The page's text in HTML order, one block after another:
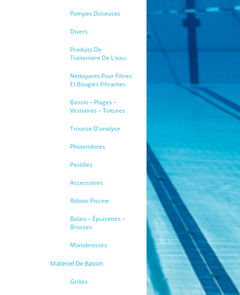
Pompes Doseuses
Divers
Produits De
Traitement De L'eau
Nettoyants Pour Filtres
Et Bougies Filtrantes
Bassin – Plages –
Vestiaires – Toitures
Trousse D'analyse
Photomètres
Pastilles
Accessoires
Robots Piscine
Balais – Épuisettes –
Brosses
Monobrosses
Matériel De Bassin
Grilles